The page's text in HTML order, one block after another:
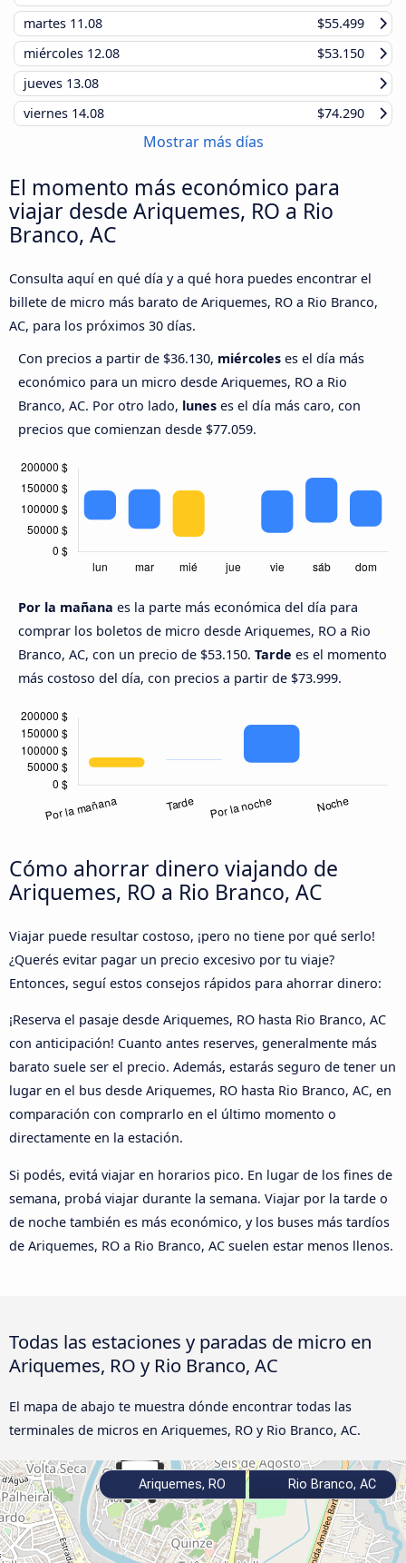
martes 11.08
$55.499
miércoles 12.08
$53.150
jueves 13.08
viernes 14.08 $74.290
Mostrar más días
El momento más económico para
viajar desde Ariquemes, RO a Rio
Branco, AC
Consulta aquí en qué día y a qué hora puedes encontrar el
billete de micro más barato de Ariquemes, RO a Rio Branco,
AC, para los próximos 30 días.
Con precios a partir de $36.130, miércoles es el día más
económico para un micro desde Ariquemes, RO a Rio
Branco, AC. Por otro lado, lunes es el día más caro, con
precios que comienzan desde $77.059.
Por la mañana es la parte más económica del día para
comprar los boletos de micro desde Ariquemes, RO a Rio
Branco, AC, con un precio de $53.150. Tarde es el momento
más costoso del día, con precios a partir de $73.999.
Cómo ahorrar dinero viajando de
Ariquemes, RO a Rio Branco, AC
Viajar puede resultar costoso, ¡pero no tiene por qué serlo!
¿Querés evitar pagar un precio excesivo por tu viaje?
Entonces, seguí estos consejos rápidos para ahorrar dinero:
¡Reserva el pasaje desde Ariquemes, RO hasta Rio Branco, AC
con anticipación! Cuanto antes reserves, generalmente más
barato suele ser el precio. Además, estarás seguro de tener un
lugar en el bus desde Ariquemes, RO hasta Rio Branco, AC, en
comparación con comprarlo en el último momento o
directamente en la estación.
Si podés, evitá viajar en horarios pico. En lugar de los fines de
semana, probá viajar durante la semana. Viajar por la tarde o
de noche también es más económico, y los buses más tardíos
de Ariquemes, RO a Rio Branco, AC suelen estar menos llenos.
Todas las estaciones y paradas de micro en
Ariquemes, RO y Rio Branco, AC
El mapa de abajo te muestra dónde encontrar todas las
terminales de micros en Ariquemes, RO y Rio Branco, AC.
Ariquemes, RO Rio Branco, AC